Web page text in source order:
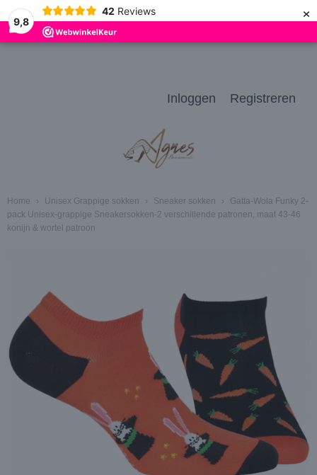
9,8
42 Reviews ×
Inloggen Registreren
Home › Unisex Grappige sokken › Sneaker sokken ›
Gatta-Wola Funky 2-
pack Unisex-grappige Sneakersokken-2 verschillende patronen, maat 43-46
konijn & wortel patroon